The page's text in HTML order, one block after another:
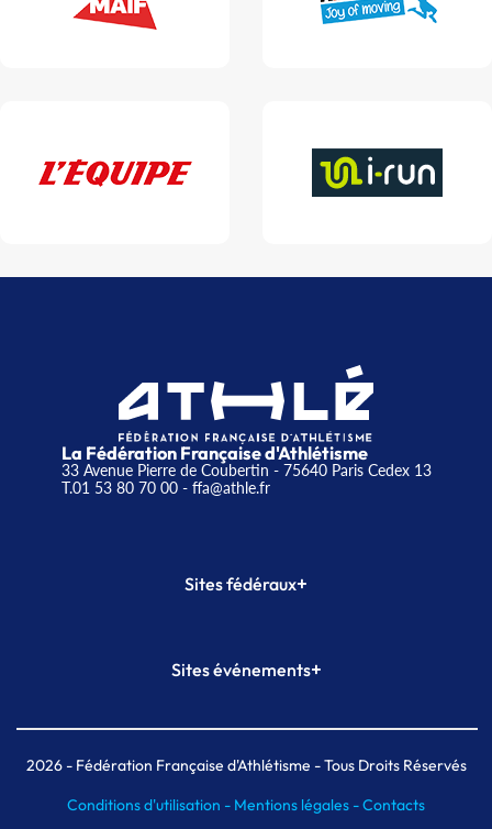
La Fédération Française d'Athlétisme
33 Avenue Pierre de Coubertin - 75640 Paris Cedex 13
T.01 53 80 70 00- ffa@athle.fr
Sites fédéraux+
Plateforme Formation
Sites événements+
Meeting de Paris indoor
MAIF Ekiden de Paris
2026- Fédération Française d'Athlétisme - Tous Droits Réservés
Conditions d'utilisation - Mentions légales -Contacts